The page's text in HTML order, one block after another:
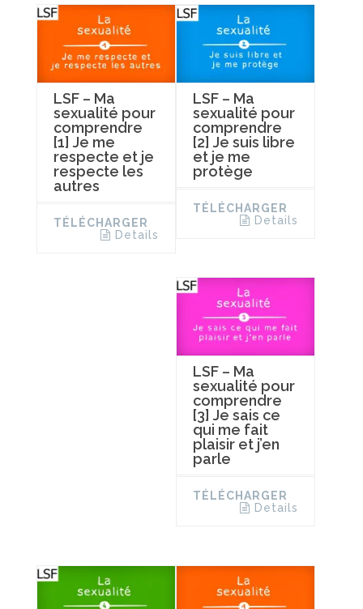
LSF – Ma
sexualité pour
comprendre
[1] Je me
respecte et je
respecte les
autres
TÉLÉCHARGER
Details
LSF – Ma
sexualité pour
comprendre
[2] Je suis libre
et je me
protège
TÉLÉCHARGER
Details
LSF – Ma
sexualité pour
comprendre
[3] Je sais ce
qui me fait
plaisir et j’en
parle
TÉLÉCHARGER
Details